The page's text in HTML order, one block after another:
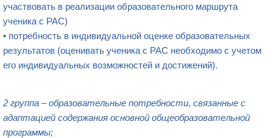
участвовать в реализации образовательного маршрута
ученика с РАС)
• потребность в индивидуальной оценке образовательных
результатов​ (оценивать ученика с РАС необходимо с учетом
его индивидуальных возможностей и достижений).
2 группа – образовательные потребности, связанные с
адаптацией содержания основной общеобразовательной
программы;​